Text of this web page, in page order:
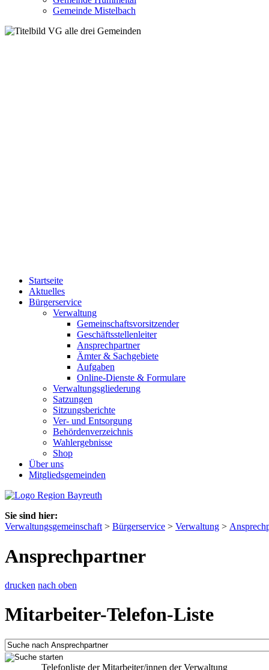
Gemeinde Mistelbach
Startseite
Aktuelles
Bürgerservice
Verwaltung
Gemeinschaftsvorsitzender
Geschäftsstellenleiter
Ansprechpartner
Ämter & Sachgebiete
Aufgaben
Online-Dienste & Formulare
Verwaltungsgliederung
Satzungen
Sitzungsberichte
Ver- und Entsorgung
Behördenverzeichnis
Wahlergebnisse
Shop
Über uns
Mitgliedsgemeinden
Sie sind hier:
Verwaltungsgemeinschaft > Bürgerservice > Verwaltung >
Ansprechpartner
drucken nach oben
Mitarbeiter-Telefon-Liste
Telefonliste der Mitarbeiter/innen der Verwaltung